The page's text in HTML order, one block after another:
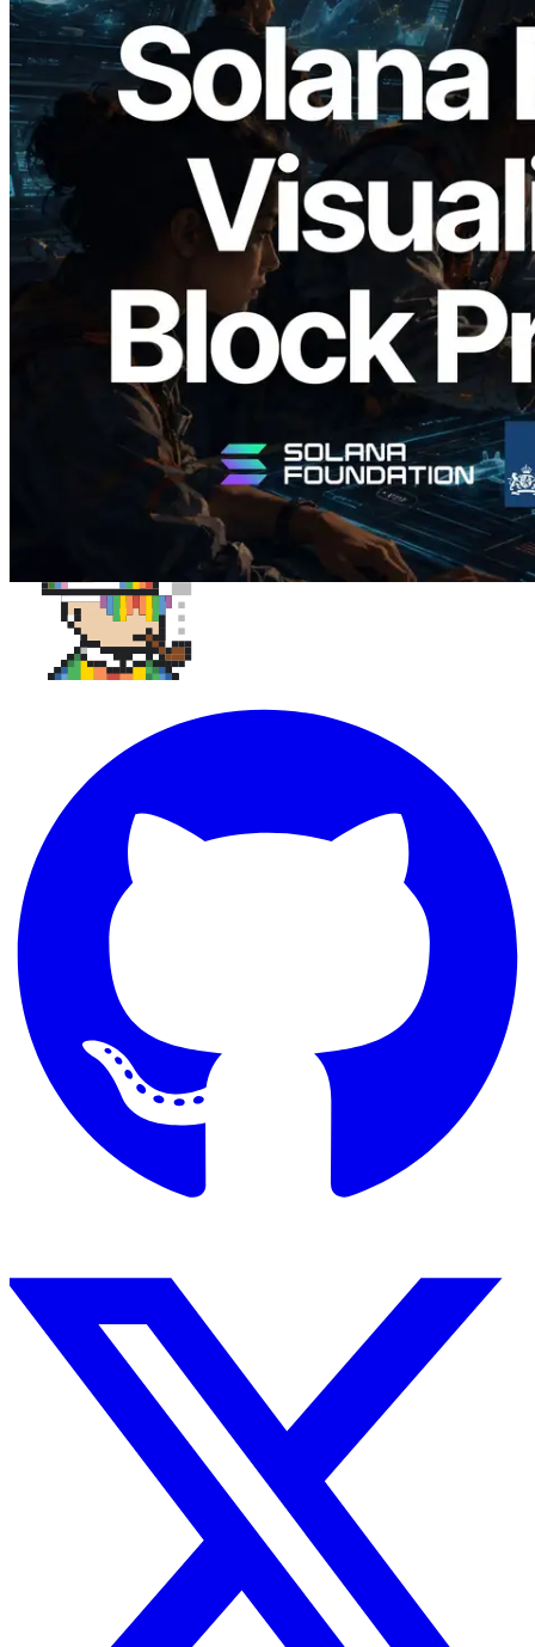
2026.05.24
Validators Solutions lanceert Solana
Block Analyzer — blockproductietijd per
slot en de toegewezen validator
gevisualiseerd